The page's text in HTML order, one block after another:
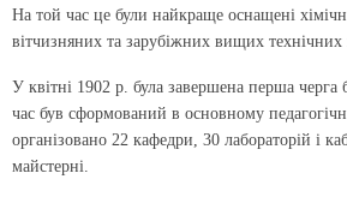
На той час це були найкраще оснащені
вітчизняних та зарубіжних вищих технічних
У квітні 1902 р. була завершена перша
час був сформований в основному
організовано 22 кафедри, 30 лабораторій і
майстерні.